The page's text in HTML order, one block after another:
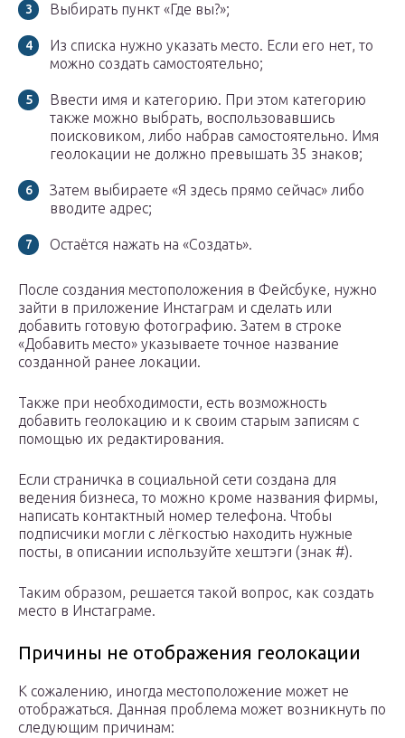
Выбирать пункт «Где вы?»;
Из списка нужно указать место. Если его нет, то
можно создать самостоятельно;
Ввести имя и категорию. При этом категорию
также можно выбрать, воспользовавшись
поисковиком, либо набрав самостоятельно. Имя
геолокации не должно превышать 35 знаков;
Затем выбираете «Я здесь прямо сейчас» либо
вводите адрес;
Остаётся нажать на «Создать».
После создания местоположения в Фейсбуке, нужно
зайти в приложение Инстаграм и сделать или
добавить готовую фотографию. Затем в строке
«Добавить место» указываете точное название
созданной ранее локации.
Также при необходимости, есть возможность
добавить геолокацию и к своим старым записям с
помощью их редактирования.
Если страничка в социальной сети создана для
ведения бизнеса, то можно кроме названия фирмы,
написать контактный номер телефона. Чтобы
подписчики могли с лёгкостью находить нужные
посты, в описании используйте хештэги (знак #).
Таким образом, решается такой вопрос, как создать
место в Инстаграме.
Причины не отображения геолокации
К сожалению, иногда местоположение может не
отображаться. Данная проблема может возникнуть по
следующим причинам: